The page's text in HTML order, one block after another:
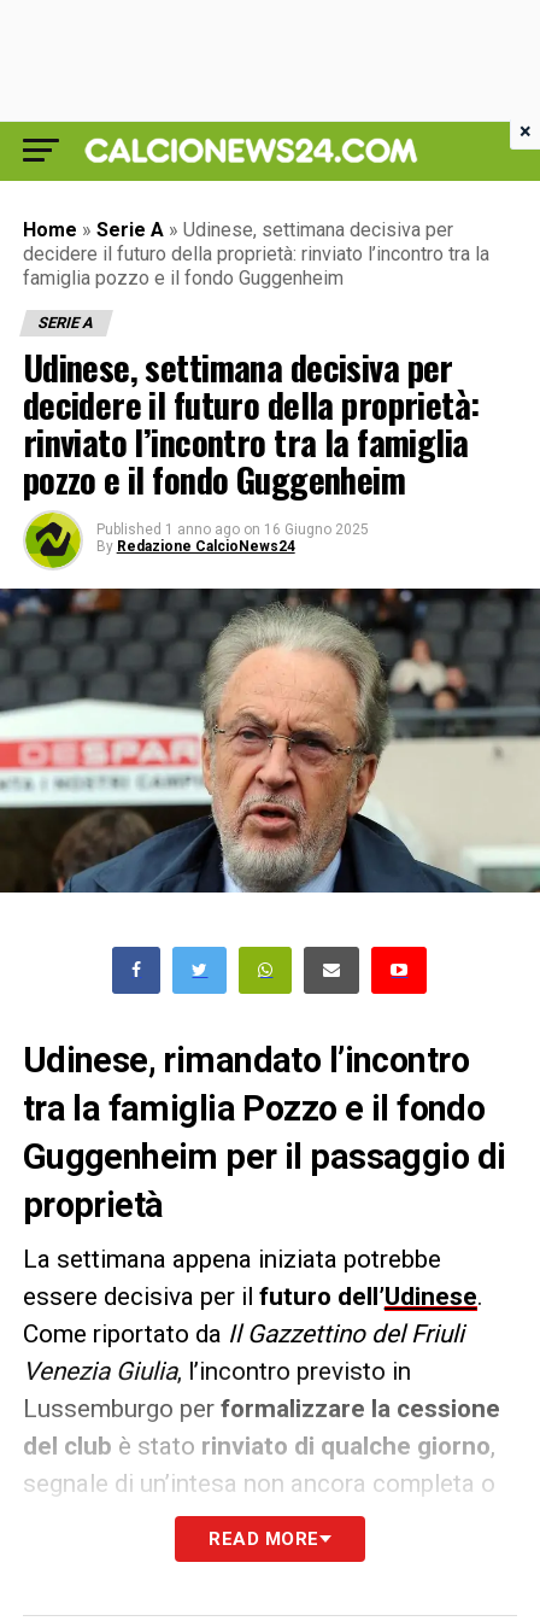
Home » Serie A » Udinese, settimana decisiva per
decidere il futuro della proprietà: rinviato l’incontro tra la
famiglia pozzo e il fondo Guggenheim
SERIE A
Udinese, settimana decisiva per
decidere il futuro della proprietà:
rinviato l’incontro tra la famiglia
pozzo e il fondo Guggenheim
Published 1 anno ago on 16 Giugno 2025
By Redazione CalcioNews24
Udinese, rimandato l’incontro
tra la famiglia Pozzo e il fondo
Guggenheim per il passaggio di
proprietà
La settimana appena iniziata potrebbe
essere decisiva per il futuro dell’Udinese.
Come riportato da Il Gazzettino del Friuli
Venezia Giulia, l’incontro previsto in
Lussemburgo per formalizzare la cessione
del club è stato rinviato di qualche giorno,
segnale di un’intesa non ancora completa o
forse di nuovi ostacoli emersi all’ultimo
momento. Tuttavia, la trattativa tra la
READ MORE
×